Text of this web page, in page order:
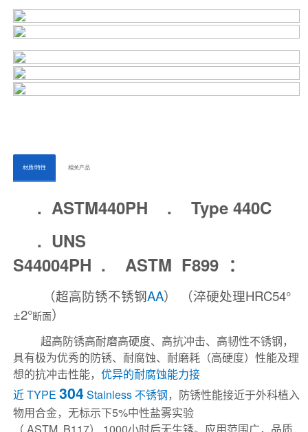
ㅤㅤ材质/特性ㅤㅤ ㅤㅤ相关产品ㅤㅤㅤ